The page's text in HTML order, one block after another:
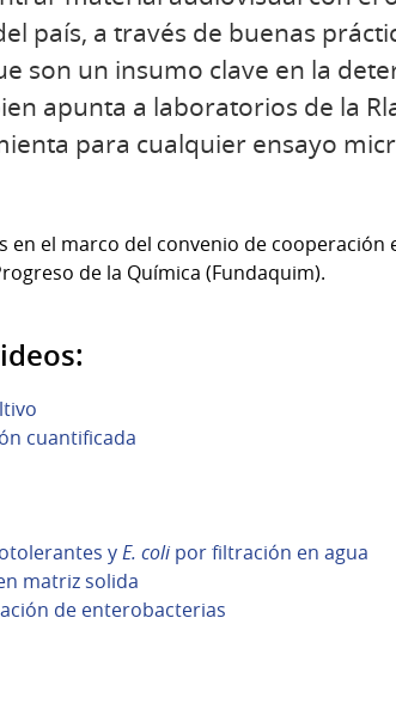
país, a través de buenas
son un insumo clave en la
apunta a laboratorios de la
para cualquier ensayo
en el marco del convenio de
de la Química (Fundaquim).
cuantificada
yE. colipor filtración en agua
matriz solida
de enterobacterias